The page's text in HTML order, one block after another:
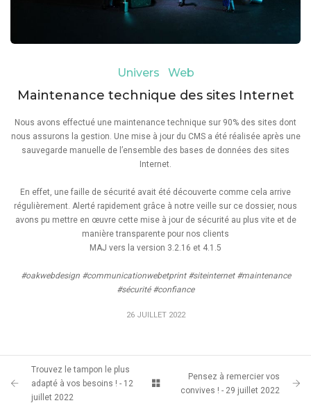
Univers Web
Maintenance technique des sites Internet
Nous avons effectué une maintenance technique sur 90% des sites dont
nous assurons la gestion. Une mise à jour du CMS a été réalisée après une
sauvegarde manuelle de l’ensemble des bases de données des sites
Internet.
En effet, une faille de sécurité avait été découverte comme cela arrive
régulièrement. Alerté rapidement grâce à notre veille sur ce dossier, nous
avons pu mettre en œuvre cette mise à jour de sécurité au plus vite et de
manière transparente pour nos clients
MAJ vers la version 3.2.16 et 4.1.5
#oakwebdesign #communicationwebetprint #siteinternet #maintenance
#sécurité #confiance
26 JUILLET 2022
Trouvez le tampon le plus
adapté à vos besoins ! - 12
juillet 2022
Pensez à remercier vos
convives ! - 29 juillet 2022